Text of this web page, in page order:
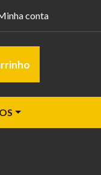
conta